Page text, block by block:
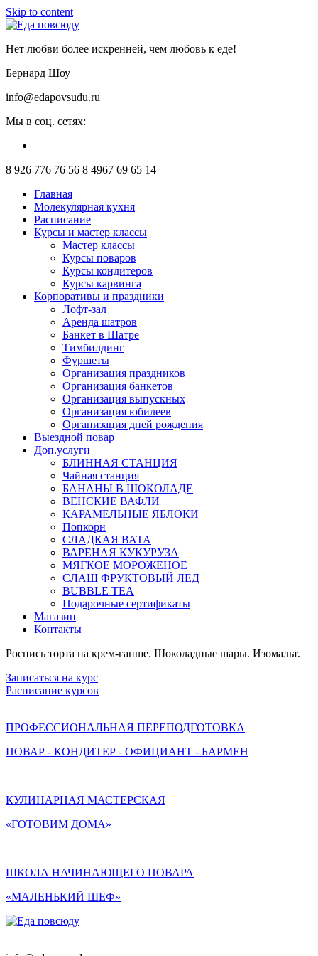
Skip to content
Нет любви более искренней, чем любовь к еде!
Бернард Шоу
info@edapovsudu.ru
Мы в соц. сетях:
8 926 776 76 56 8 4967 69 65 14
Главная
Молекулярная кухня
Расписание
Курсы и мастер классы
Мастер классы
Курсы поваров
Курсы кондитеров
Курсы карвинга
Корпоративы и праздники
Лофт-зал
Аренда шатров
Банкет в Шатре
Тимбилдинг
Фуршеты
Организация праздников
Организация банкетов
Организация выпускных
Организация юбилеев
Организация дней рождения
Выездной повар
Доп.услуги
БЛИННАЯ СТАНЦИЯ
Чайная станция
БАНАНЫ В ШОКОЛАДЕ
ВЕНСКИЕ ВАФЛИ
КАРАМЕЛЬНЫЕ ЯБЛОКИ
Попкорн
СЛАДКАЯ ВАТА
ВАРЕНАЯ КУКУРУЗА
МЯГКОЕ МОРОЖЕНОЕ
СЛАШ ФРУКТОВЫЙ ЛЕД
BUBBLE TEA
Подарочные сертификаты
Магазин
Контакты
Роспись торта на крем-ганше. Шоколадные шары. Изомальт.
Записаться на курс
Расписание курсов
ПРОФЕССИОНАЛЬНАЯ ПЕРЕПОДГОТОВКА
ПОВАР - КОНДИТЕР - ОФИЦИАНТ - БАРМЕН
КУЛИНАРНАЯ МАСТЕРСКАЯ
«ГОТОВИМ ДОМА»
ШКОЛА НАЧИНАЮЩЕГО ПОВАРА
«МАЛЕНЬКИЙ ШЕФ»